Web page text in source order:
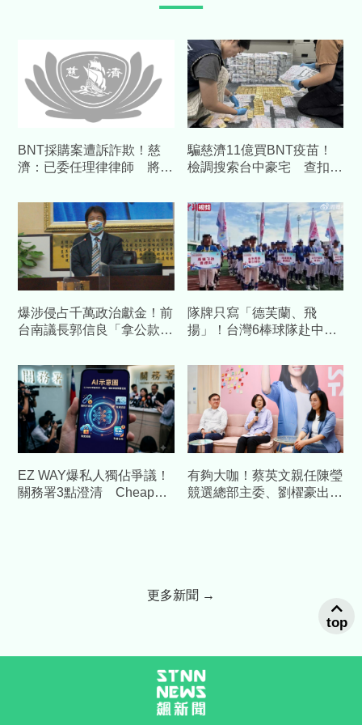
BNT採購案遭訴詐欺！慈
濟：已委任理律律師 將採
騙慈濟11億買BNT疫苗！
檢調搜索台中豪宅 查扣逾
爆涉侵占千萬政治獻金！前
台南議長郭信良「拿公款補
刑
隊牌只寫「德芙蘭、飛
揚」！台灣6棒球隊赴中交
EZ WAY爆私人獨佔爭議！
關務署3點澄清 Cheap重
有夠大咖！蔡英文親任陳瑩
競選總部主委、劉櫂豪出任
更多新聞 →
top